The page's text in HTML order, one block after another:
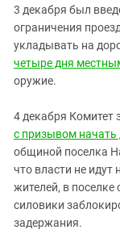
3 декабря был
ограничения
укладывать на
четыре дня
оружие.
4 декабря Комитет
с призывом начать
общиной поселка
что власти не
жителей, в поселке
силовики
задержания.